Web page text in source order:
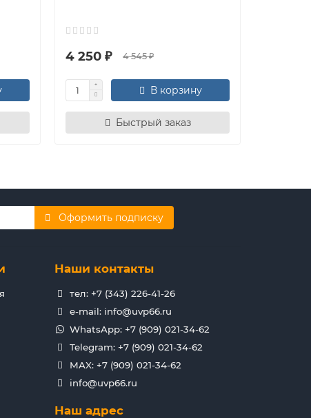
4 250 ₽ 4 545 ₽
В корзину
Быстрый заказ
Оформить подписку
Наши контакты
тел: +7 (343) 226-41-26
e-mail: info@uvp66.ru
WhatsApp: +7 (909) 021-34-62
Telegram: +7 (909) 021-34-62
MAX: +7 (909) 021-34-62
info@uvp66.ru
Наш адрес